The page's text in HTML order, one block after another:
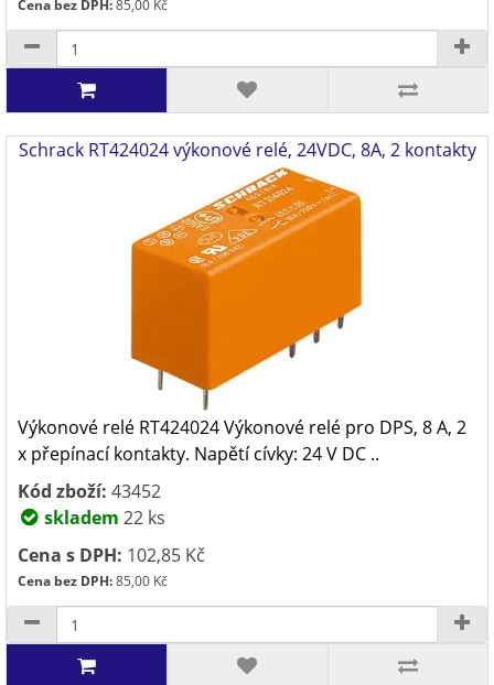
Cena bez DPH:85,00 Kč
Schrack RT424024 výkonové relé, 24VDC, 8A, 2 kontakty
Výkonové relé RT424024 Výkonové relé pro DPS, 8 A, 2
x přepínací kontakty. Napětí cívky: 24 V DC ..
Kód zboží: 43452
skladem 22 ks
Cena s DPH: 102,85 Kč
Cena bez DPH:85,00 Kč